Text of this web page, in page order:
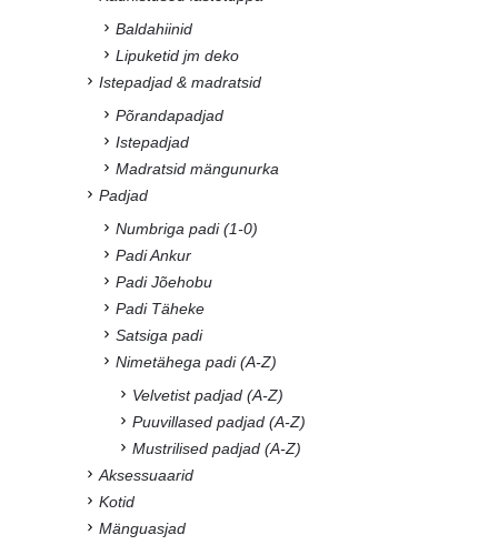
Baldahiinid
Lipuketid jm deko
Istepadjad & madratsid
Põrandapadjad
Istepadjad
Madratsid mängunurka
Padjad
Numbriga padi (1-0)
Padi Ankur
Padi Jõehobu
Padi Täheke
Satsiga padi
Nimetähega padi (A-Z)
Velvetist padjad (A-Z)
Puuvillased padjad (A-Z)
Mustrilised padjad (A-Z)
Aksessuaarid
Kotid
Mänguasjad